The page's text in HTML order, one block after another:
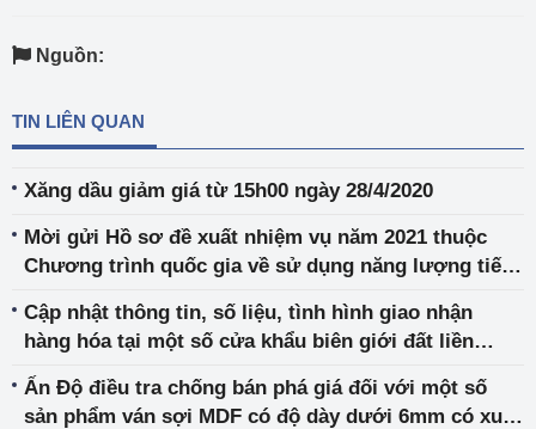
Nguồn:
TIN LIÊN QUAN
Xăng dầu giảm giá từ 15h00 ngày 28/4/2020
Mời gửi Hồ sơ đề xuất nhiệm vụ năm 2021 thuộc
Chương trình quốc gia về sử dụng năng lượng tiết
Cập nhật thông tin, số liệu, tình hình giao nhận
hàng hóa tại một số cửa khẩu biên giới đất liền
ngày 26/4/2020
Ấn Độ điều tra chống bán phá giá đối với một số
sản phẩm ván sợi MDF có độ dày dưới 6mm có xuất